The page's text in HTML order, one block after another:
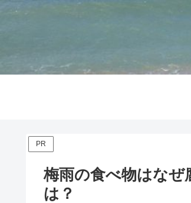
PR
梅雨の食べ物はなぜ
は？